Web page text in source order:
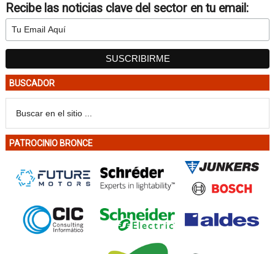
Recibe las noticias clave del sector en tu email:
BUSCADOR
PATROCINIO BRONCE